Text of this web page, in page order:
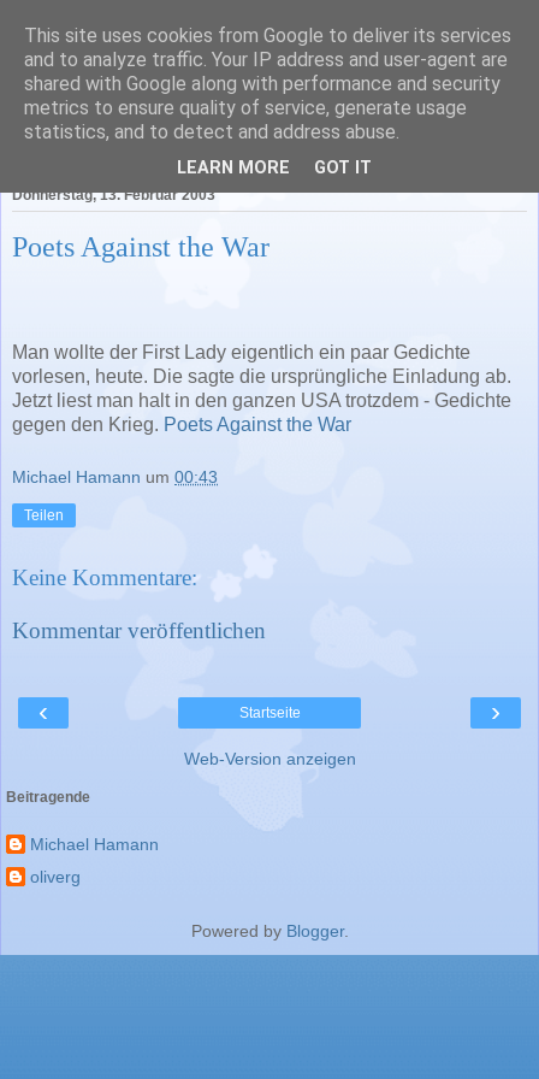
Literatur in Baden-
Württemberg
Donnerstag, 13. Februar 2003
Poets Against the War
Man wollte der First Lady eigentlich ein paar Gedichte
vorlesen, heute. Die sagte die ursprüngliche Einladung ab.
Jetzt liest man halt in den ganzen USA trotzdem - Gedichte
gegen den Krieg. Poets Against the War
Michael Hamann um 00:43
Teilen
Keine Kommentare:
Kommentar veröffentlichen
‹ ›
Startseite
Web-Version anzeigen
Beitragende
Michael Hamann
oliverg
Powered by Blogger.
This site uses cookies from Google to deliver its services
and to analyze traffic. Your IP address and user-agent are
shared with Google along with performance and security
metrics to ensure quality of service, generate usage
statistics, and to detect and address abuse.
LEARN MORE GOT IT